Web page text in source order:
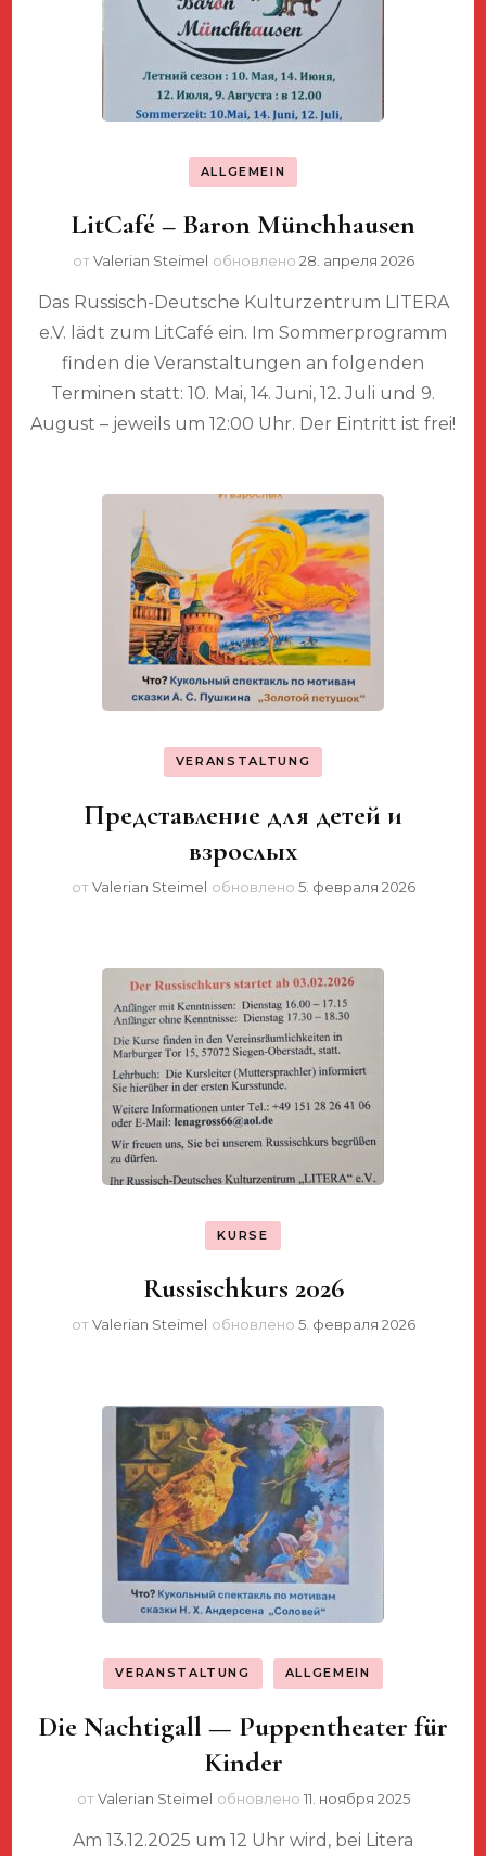
ALLGEMEIN
LitCafé – Baron Münchhausen
отValerian Steimel обновлено 28. апреля 2026
Das Russisch-Deutsche Kulturzentrum LITERA
e.V. lädt zum LitCafé ein. Im Sommerprogramm
finden die Veranstaltungen an folgenden
Terminen statt: 10. Mai, 14. Juni, 12. Juli und 9.
August – jeweils um 12:00 Uhr. Der Eintritt ist frei!
VERANSTALTUNG
Представление для детей и
взрослых
отValerian Steimel обновлено 5. февраля 2026
KURSE
Russischkurs 2026
отValerian Steimel обновлено 5. февраля 2026
VERANSTALTUNG ALLGEMEIN
Die Nachtigall — Puppentheater für
Kinder
отValerian Steimel обновлено 11. ноября 2025
Am 13.12.2025 um 12 Uhr wird, bei Litera